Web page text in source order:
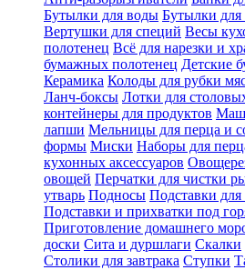
Бутылки для воды Бутылки для
Вертушки для специй Весы
полотенец Всё для нарезки и
бумажных полотенец Детские
Керамика Колоды для рубки
Ланч-боксы Лотки для
контейнеры для продуктов
лапши Мельницы для перца и
формы Миски Наборы для
кухонных аксессуаров
овощей Перчатки для чистки
утварь Подносы Подставки
Подставки и прихватки под
Приготовление домашнего
доски Сита и дуршлаги Скалки
Столики для завтрака Ступки